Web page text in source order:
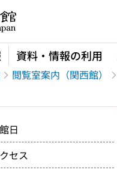
資料・情報の利用
閲覧室案内（関西館）
日
セス